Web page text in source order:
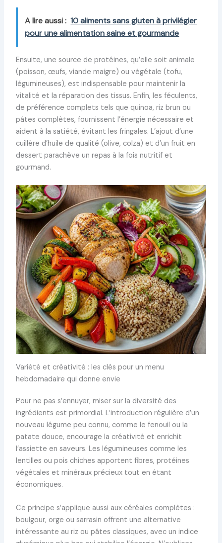
A lire aussi : 10 aliments sans gluten à privilégier
pour une alimentation saine et gourmande
Ensuite, une source de protéines, qu’elle soit animale
(poisson, œufs, viande maigre) ou végétale (tofu,
légumineuses), est indispensable pour maintenir la
vitalité et la réparation des tissus. Enfin, les féculents,
de préférence complets tels que quinoa, riz brun ou
pâtes complètes, fournissent l’énergie nécessaire et
aident à la satiété, évitant les fringales. L’ajout d’une
cuillère d’huile de qualité (olive, colza) et d’un fruit en
dessert parachève un repas à la fois nutritif et
gourmand.
Variété et créativité : les clés pour un menu
hebdomadaire qui donne envie
Pour ne pas s’ennuyer, miser sur la diversité des
ingrédients est primordial. L’introduction régulière d’un
nouveau légume peu connu, comme le fenouil ou la
patate douce, encourage la créativité et enrichit
l’assiette en saveurs. Les légumineuses comme les
lentilles ou pois chiches apportent fibres, protéines
végétales et minéraux précieux tout en étant
économiques.
Ce principe s’applique aussi aux céréales complètes :
boulgour, orge ou sarrasin offrent une alternative
intéressante au riz ou pâtes classiques, avec un indice